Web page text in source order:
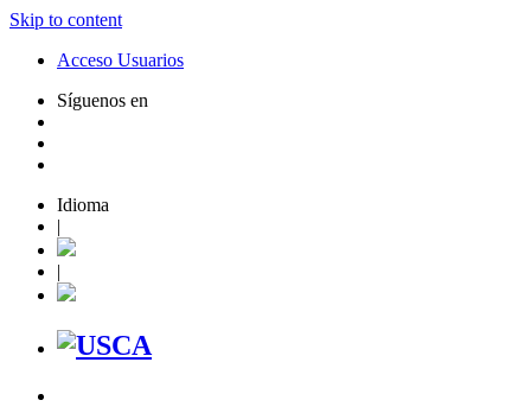
Skip to content
Acceso Usuarios
Síguenos en
Idioma
|
|